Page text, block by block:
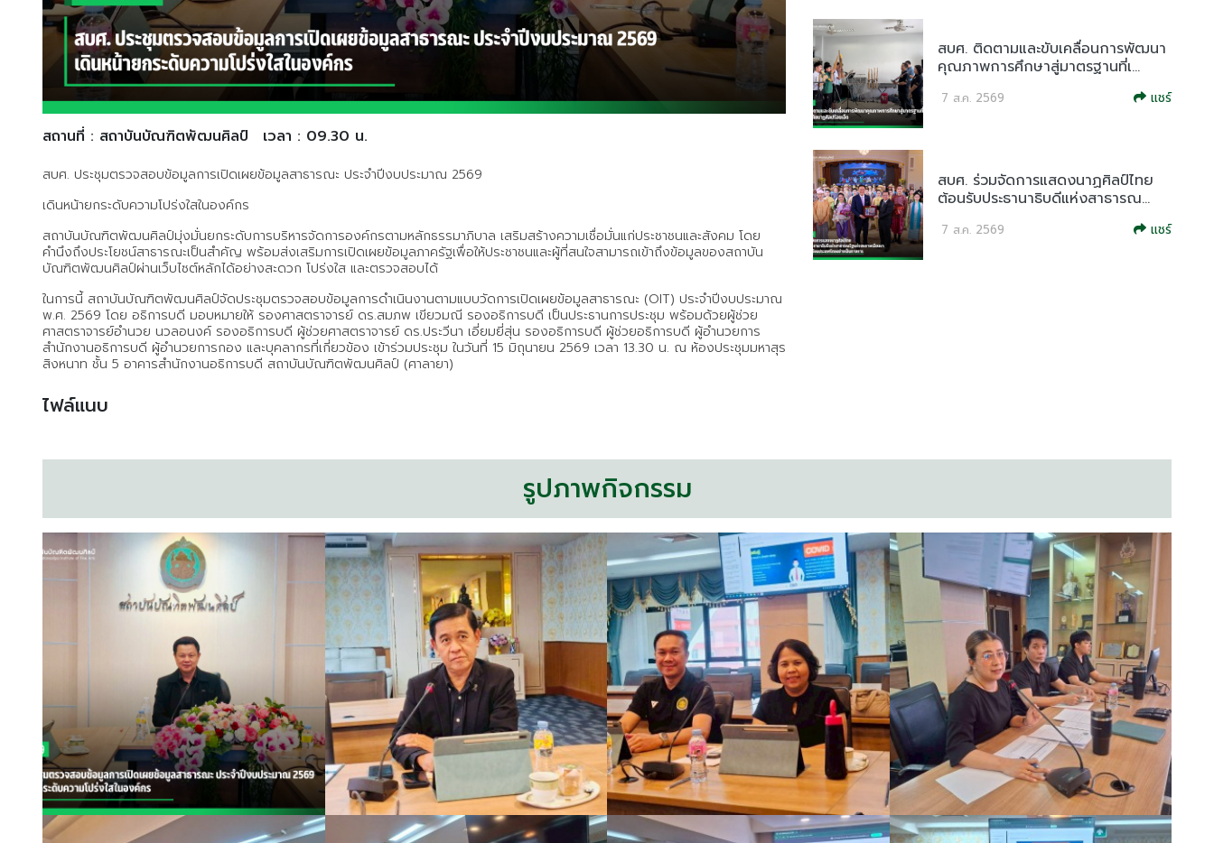
สถานที่ : สถาบันบัณฑิตพัฒนศิลป์ เวลา : 09.30 น.
สบศ. ประชุมตรวจสอบข้อมูลการเปิดเผยข้อมูลสาธารณะ ประจำปีงบประมาณ 2569
เดินหน้ายกระดับความโปร่งใสในองค์กร
สถาบันบัณฑิตพัฒนศิลป์มุ่งมั่นยกระดับการบริหารจัดการองค์กรตามหลักธรรมาภิบาล เสริมสร้างความเชื่อมั่นแก่ประชาชนและสังคม โดย
คำนึงถึงประโยชน์สาธารณะเป็นสำคัญ พร้อมส่งเสริมการเปิดเผยข้อมูลภาครัฐเพื่อให้ประชาชนและผู้ที่สนใจสามารถเข้าถึงข้อมูลของสถาบัน
บัณฑิตพัฒนศิลป์ผ่านเว็บไซต์หลักได้อย่างสะดวก โปร่งใส และตรวจสอบได้
ในการนี้ สถาบันบัณฑิตพัฒนศิลป์จัดประชุมตรวจสอบข้อมูลการดำเนินงานตามแบบวัดการเปิดเผยข้อมูลสาธารณะ (OIT) ประจำปีงบประมาณ
พ.ศ. 2569 โดย อธิการบดี มอบหมายให้ รองศาสตราจารย์ ดร.สมภพ เขียวมณี รองอธิการบดี เป็นประธานการประชุม พร้อมด้วยผู้ช่วย
ศาสตราจารย์อำนวย นวลอนงค์ รองอธิการบดี ผู้ช่วยศาสตราจารย์ ดร.ประวีนา เอี่ยมยี่สุ่น รองอธิการบดี ผู้ช่วยอธิการบดี ผู้อำนวยการ
สำนักงานอธิการบดี ผู้อำนวยการกอง และบุคลากรที่เกี่ยวข้อง เข้าร่วมประชุม ในวันที่ 15 มิถุนายน 2569 เวลา 13.30 น. ณ ห้องประชุมมหาสุร
สิงหนาท ชั้น 5 อาคารสำนักงานอธิการบดี สถาบันบัณฑิตพัฒนศิลป์ (ศาลายา)
ไฟล์แนบ
สบศ. ติดตามและขับเคลื่อนการพัฒนา
คุณภาพการศึกษาสู่มาตรฐานที่เ...
7 ส.ค. 2569 แชร์
สบศ. ร่วมจัดการแสดงนาฏศิลป์ไทย
ต้อนรับประธานาธิบดีแห่งสาธารณ...
7 ส.ค. 2569 แชร์
รูปภาพกิจกรรม